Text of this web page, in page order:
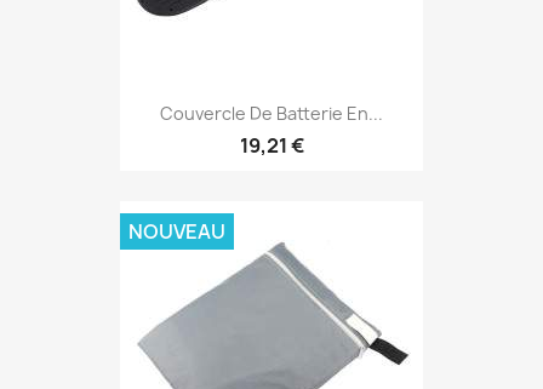
Couvercle De Batterie En...
19,21 €
NOUVEAU